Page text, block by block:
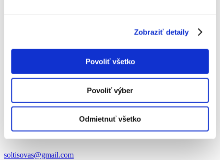
Zobraziť detaily
Povoliť všetko
Povoliť výber
Odmietnuť všetko
soltisovas@gmail.com